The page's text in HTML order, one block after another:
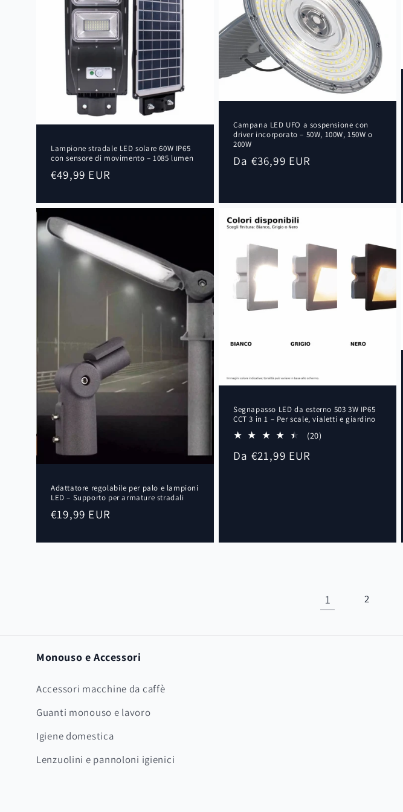
Lampione stradale LED solare 60W IP65
con sensore di movimento – 1085 lumen
Prezzo
listino
€49,99 EUR
Campana LED UFO a sospensione con
driver incorporato – 50W, 100W, 150W o
200W
Prezzo
Da €36,99 EUR
Adattatore regolabile per palo e lampioni
LED – Supporto per armature stradali
Prezzo
listino
€19,99 EUR
Segnapasso LED da esterno 503 3W IP65
CCT 3 in 1 – Per scale, vialetti e giardino
(20)
Prezzo
Da €21,99 EUR
1 2
Monouso e Accessori
Accessori macchine da caffè
Guanti monouso e lavoro
Igiene domestica
Lenzuolini e pannoloni igienici